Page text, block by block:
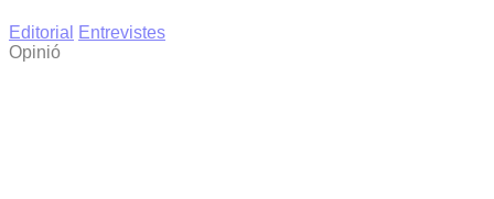
Editorial
Entrevistes
Opinió